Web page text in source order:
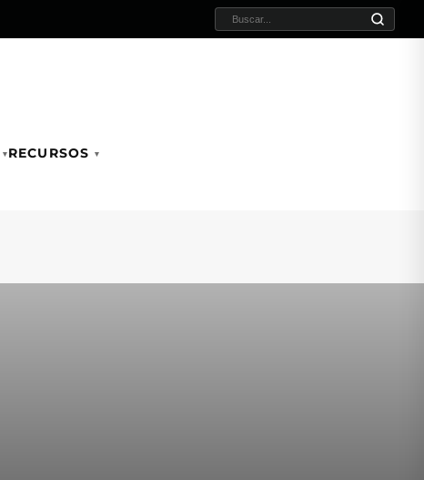
BUSCAR:
RECURSOS